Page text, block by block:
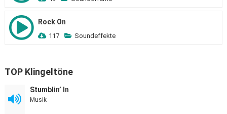
Rock On
117 Soundeffekte
TOP Klingeltöne
Stumblin’ In
Musik